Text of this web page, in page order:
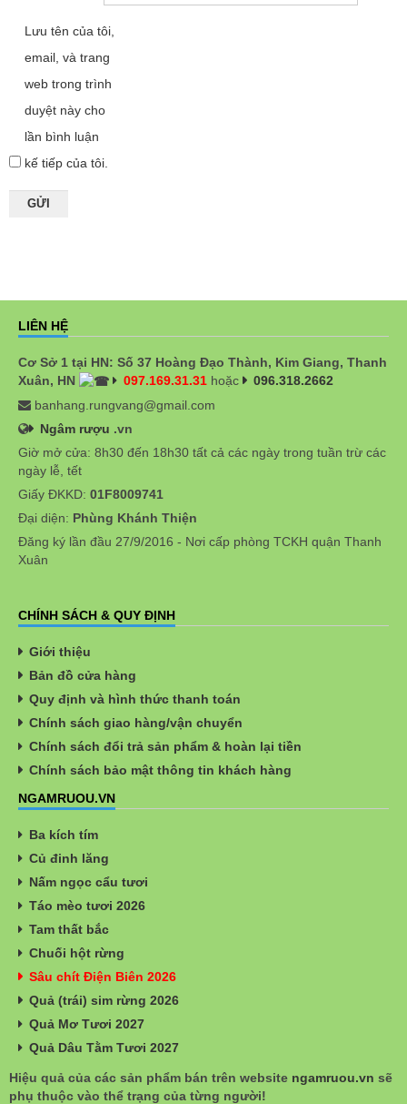
Lưu tên của tôi,
email, và trang
web trong trình
duyệt này cho
lần bình luận
kế tiếp của tôi.
LIÊN HỆ
Cơ Sở 1 tại HN: Số 37 Hoàng Đạo Thành, Kim Giang, Thanh
Xuân, HN
097.169.31.31 hoặc
096.318.2662
banhang.rungvang@gmail.com
Ngâm rượu .vn
Giờ mở cửa: 8h30 đến 18h30 tất cả các ngày trong tuần trừ các
ngày lễ, tết
Giấy ĐKKD: 01F8009741
Đại diện: Phùng Khánh Thiện
Đăng ký lần đầu 27/9/2016 - Nơi cấp phòng TCKH quận Thanh
Xuân
CHÍNH SÁCH & QUY ĐỊNH
Giới thiệu
Bản đồ cửa hàng
Quy định và hình thức thanh toán
Chính sách giao hàng/vận chuyển
Chính sách đổi trả sản phẩm & hoàn lại tiền
Chính sách bảo mật thông tin khách hàng
NGAMRUOU.VN
Ba kích tím
Củ đinh lăng
Nấm ngọc cẩu tươi
Táo mèo tươi 2026
Tam thất bắc
Chuối hột rừng
Sâu chít Điện Biên 2026
Quả (trái) sim rừng 2026
Quả Mơ Tươi 2027
Quả Dâu Tằm Tươi 2027
Hiệu quả của các sản phẩm bán trên website ngamruou.vn sẽ
phụ thuộc vào thể trạng của từng người!